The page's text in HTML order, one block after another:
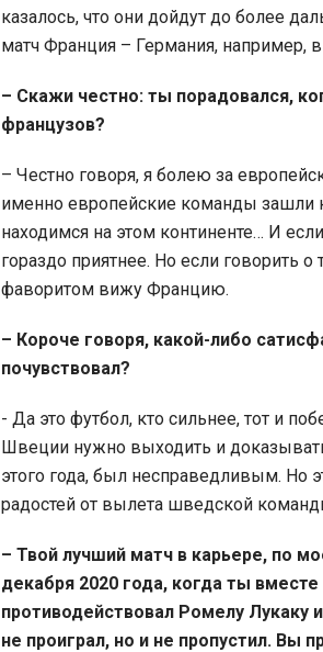
казалось, что они дойдут до более
матч Франция – Германия, например,
– Скажи честно: ты порадовался,
французов?
– Честно говоря, я болею за
именно европейские команды
находимся на этом континенте… И
гораздо приятнее. Но если говорить о
фаворитом вижу Францию.
– Короче говоря, какой-либо
почувствовал?
- Да это футбол, кто сильнее, тот и
Швеции нужно выходить и
этого года, был несправедливым. Но
радостей от вылета шведской
– Твой лучший матч в карьере, по
декабря 2020 года, когда ты
противодействовал Ромелу Лукаку
не проиграл, но и не пропустил. Вы